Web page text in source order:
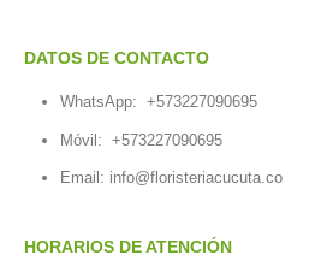
DATOS DE CONTACTO
WhatsApp: +573227090695
Móvil: +573227090695
Email: info@floristeriacucuta.co
HORARIOS DE ATENCIÓN